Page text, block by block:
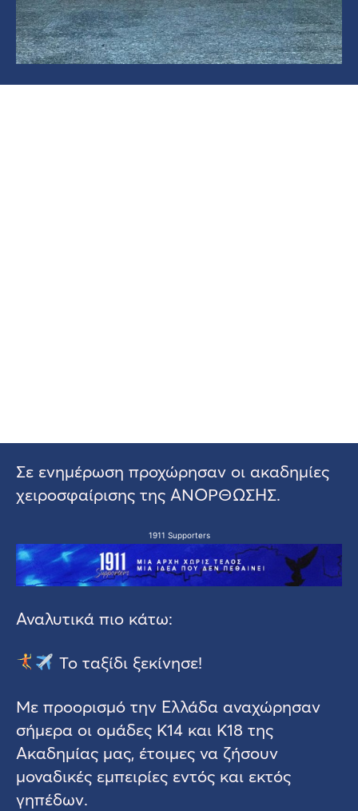
Σε ενημέρωση προχώρησαν οι ακαδημίες
χειροσφαίρισης της ΑΝΟΡΘΩΣΗΣ.
1911 Supporters
Αναλυτικά πιο κάτω:
Το ταξίδι ξεκίνησε!
Με προορισμό την Ελλάδα αναχώρησαν
σήμερα οι ομάδες Κ14 και Κ18 της
Ακαδημίας μας, έτοιμες να ζήσουν
μοναδικές εμπειρίες εντός και εκτός
γηπέδων.